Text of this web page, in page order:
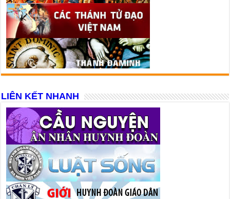
LIÊN KẾT NHANH